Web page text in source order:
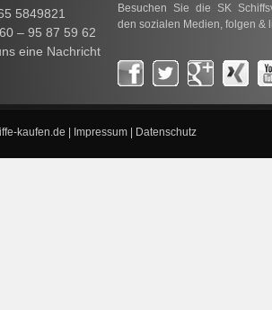
5849821
– 95 87 59 62
eine Nachricht
Besuchen Sie die SK
den sozialen Medien, folgen &
kaufen.de Impressum Datenschutz